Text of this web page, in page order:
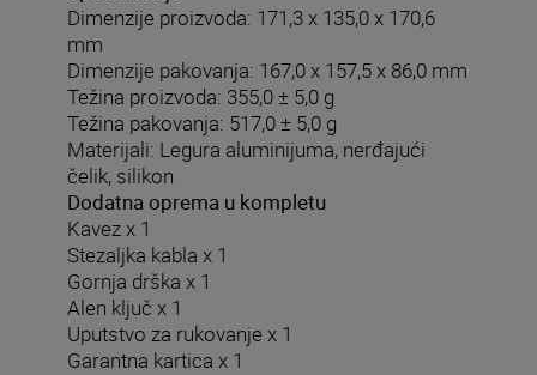
Dimenzije proizvoda: 171,3 x 135,0 x 170,6
mm
Dimenzije pakovanja: 167,0 x 157,5 x 86,0 mm
Težina proizvoda: 355,0 ± 5,0 g
Težina pakovanja: 517,0 ± 5,0 g
Materijali: Legura aluminijuma, nerđajući
čelik, silikon
Dodatna oprema u kompletu
Kavez x 1
Stezaljka kabla x 1
Gornja drška x 1
Alen ključ x 1
Uputstvo za rukovanje x 1
Garantna kartica x 1